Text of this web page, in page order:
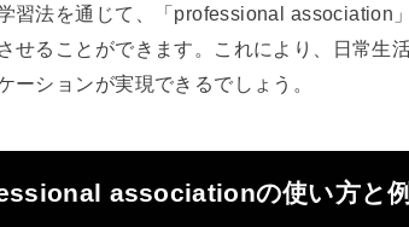
習法を通じて、「professional association
せることができます。これにより、日常生
ーションが実現できるでしょう。
associationの使い方と